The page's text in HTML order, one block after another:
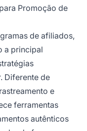
Promoção de
de afiliados,
a principal
Diferente de
e
ferramentas
autênticos